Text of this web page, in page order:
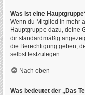
Was ist eine
Wenn du Mitglied in mehr
Hauptgruppe dazu, deine
dir standardmäßig
die Berechtigung geben,
selbst festzulegen.
Nach oben
Was bedeutet der „Das